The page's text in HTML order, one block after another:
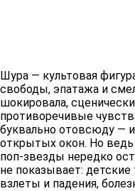
Шура — культовая
свободы, эпатажа и
шокировала,
противоречивые
буквально отовсюду —
открытых окон. Но
поп-звезды нередко
не показывает:
взлеты и падения,